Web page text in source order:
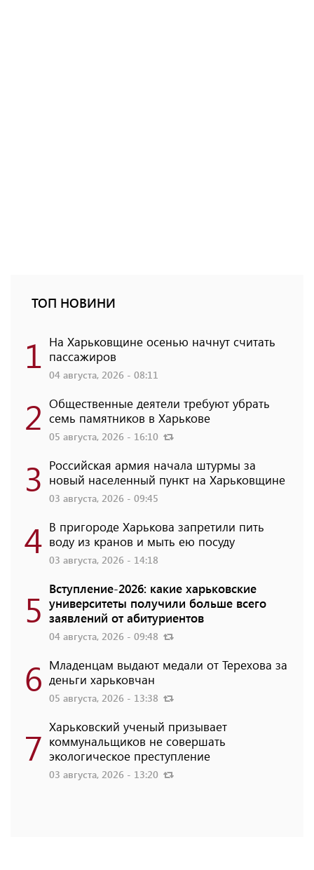
ТОП НОВИНИ
1 На Харьковщине осенью начнут считать
пассажиров
04 августа, 2026 - 08:11
2 Общественные деятели требуют убрать
семь памятников в Харькове
05 августа, 2026 - 16:10
3 Российская армия начала штурмы за
новый населенный пункт на Харьковщине
03 августа, 2026 - 09:45
4 В пригороде Харькова запретили пить
воду из кранов и мыть ею посуду
03 августа, 2026 - 14:18
5 Вступление-2026: какие харьковские
университеты получили больше всего
заявлений от абитуриентов
04 августа, 2026 - 09:48
6 Младенцам выдают медали от Терехова за
деньги харьковчан
05 августа, 2026 - 13:38
7 Харьковский ученый призывает
коммунальщиков не совершать
экологическое преступление
03 августа, 2026 - 13:20